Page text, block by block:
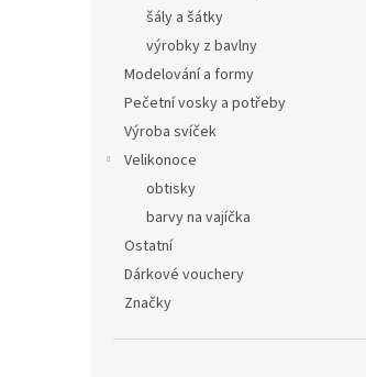
šály a šátky
výrobky z bavlny
Modelování a formy
Pečetní vosky a potřeby
Výroba svíček
Velikonoce
obtisky
barvy na vajíčka
Ostatní
Dárkové vouchery
Značky